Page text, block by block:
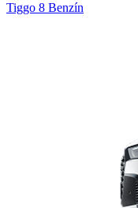
Tiggo 8 Benzín